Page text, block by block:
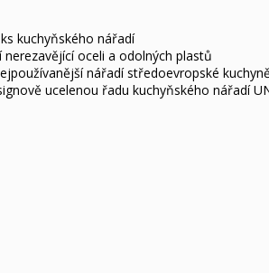
kuchyňského nářadí
oceli a odolných plastů
nářadí středoevropské
ucelenou řadu kuchyňského nářadí